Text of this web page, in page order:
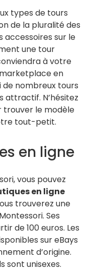
types de tours
de la pluralité des
accessoires sur le
une tour
à votre
en
de nombreux tours
attractif. N’hésitez
trouver le modèle
tout-petit.
en ligne
vous pouvez
en ligne
trouverez une
Ses
de 100 euros. Les
sur eBays
d’origine.
sont unisexes.